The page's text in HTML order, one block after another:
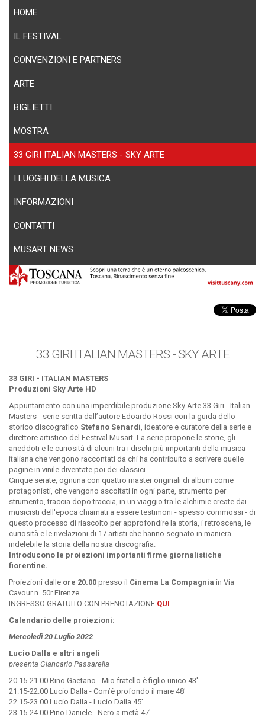
HOME
IL FESTIVAL
CONVENZIONI E PARTNERS
ARTE
BIGLIETTI
MOSTRA
33 GIRI ITALIAN MASTERS - SKY ARTE
I LUOGHI DELLA MUSICA
INFORMAZIONI
CONTATTI
MUSART NEWS
33 GIRI ITALIAN MASTERS - SKY ARTE
33 GIRI - ITALIAN MASTERS
Produzioni Sky Arte HD
Appuntamento con una imperdibile produzione Sky Arte 33 Giri - Italian
Masters - serie scritta dall’autore Edoardo Rossi con la guida dello
storico discografico Stefano Senardi, ideatore e curatore della serie e
direttore artistico del Festival Musart. La serie propone le storie, gli
aneddoti e le curiosità di alcuni tra i dischi più importanti della musica
italiana che vengono raccontati da chi ha contribuito a scrivere quelle
pagine in vinile diventate poi dei classici.
Cinque serate, ognuna con quattro master originali di album come
protagonisti, che vengono ascoltati in ogni parte, strumento per
strumento, traccia dopo traccia, in un viaggio tra le alchimie create dai
musicisti dell'epoca chiamati a essere testimoni - spesso commossi - di
questo processo di riascolto per approfondire la storia, i retroscena, le
curiosità e le rivelazioni di 17 artisti che hanno segnato in maniera
indelebile la storia della nostra discografia.
Introducono le proiezioni importanti firme giornalistiche
fiorentine.
Proiezioni dalle ore 20.00 presso il Cinema La Compagnia in Via
Cavour n. 50r Firenze.
INGRESSO GRATUITO CON PRENOTAZIONE QUI
Calendario delle proiezioni:
Mercoledì 20 Luglio 2022
Lucio Dalla e altri angeli
presenta Giancarlo Passarella
20.15-21.00 Rino Gaetano - Mio fratello è figlio unico 43'
21.15-22.00 Lucio Dalla - Com’è profondo il mare 48'
22.15-23.00 Lucio Dalla - Lucio Dalla 45'
23.15-24.00 Pino Daniele - Nero a metà 47'